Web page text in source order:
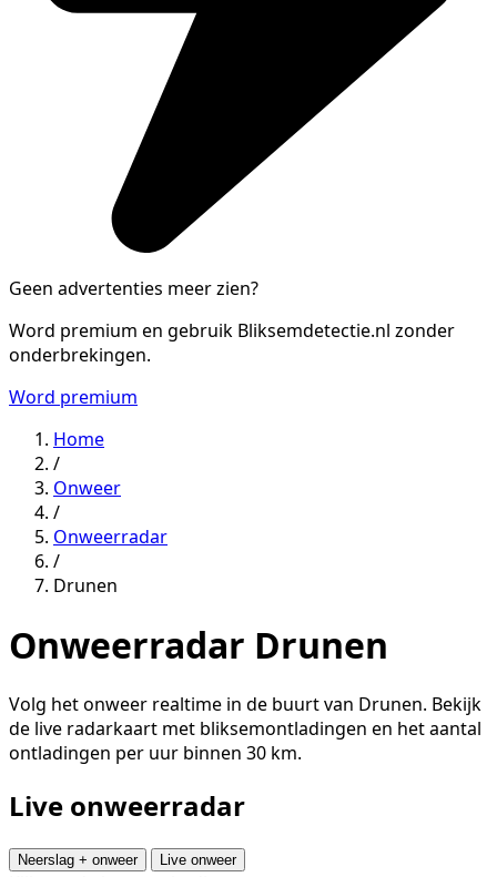
Geen advertenties meer zien?
Word premium en gebruik Bliksemdetectie.nl zonder
onderbrekingen.
Word premium
Home
/
Onweer
/
Onweerradar
/
Drunen
Onweerradar Drunen
Volg het onweer realtime in de buurt van Drunen. Bekijk
de live radarkaart met bliksemontladingen en het aantal
ontladingen per uur binnen 30 km.
Live onweerradar
Neerslag + onweer Live onweer